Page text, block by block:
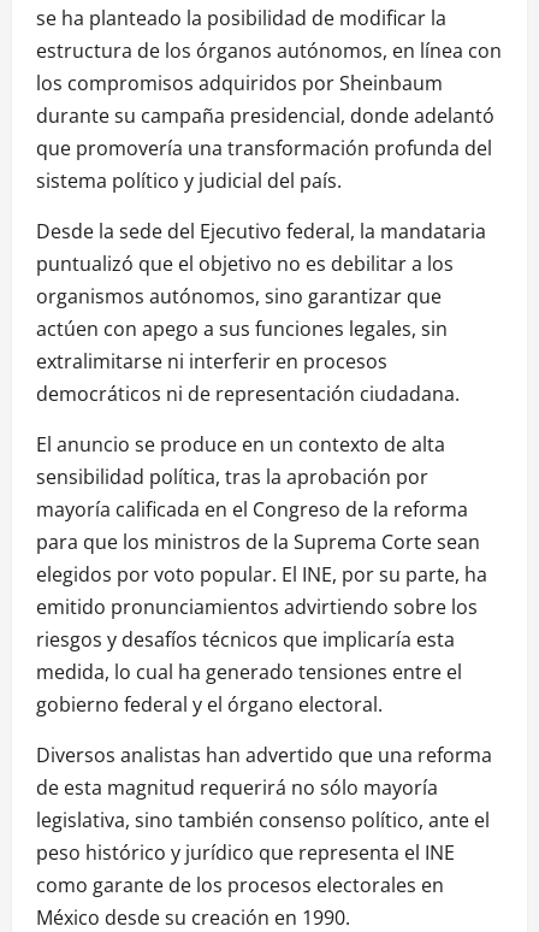
se ha planteado la posibilidad de modificar la
estructura de los órganos autónomos, en línea con
los compromisos adquiridos por Sheinbaum
durante su campaña presidencial, donde adelantó
que promovería una transformación profunda del
sistema político y judicial del país.
Desde la sede del Ejecutivo federal, la mandataria
puntualizó que el objetivo no es debilitar a los
organismos autónomos, sino garantizar que
actúen con apego a sus funciones legales, sin
extralimitarse ni interferir en procesos
democráticos ni de representación ciudadana.
El anuncio se produce en un contexto de alta
sensibilidad política, tras la aprobación por
mayoría calificada en el Congreso de la reforma
para que los ministros de la Suprema Corte sean
elegidos por voto popular. El INE, por su parte, ha
emitido pronunciamientos advirtiendo sobre los
riesgos y desafíos técnicos que implicaría esta
medida, lo cual ha generado tensiones entre el
gobierno federal y el órgano electoral.
Diversos analistas han advertido que una reforma
de esta magnitud requerirá no sólo mayoría
legislativa, sino también consenso político, ante el
peso histórico y jurídico que representa el INE
como garante de los procesos electorales en
México desde su creación en 1990.